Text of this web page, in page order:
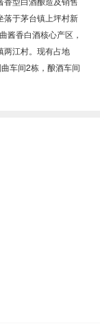
落于茅台镇上坪村新
酱香白酒核心产区，
两江村。现有占地
车间2栋，酿酒车间
4000吨，储存基酒
一家拥有完整的酒